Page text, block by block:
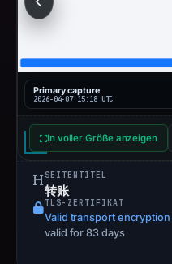
Primary capture
2026-04-07 15:18 UTC
In voller Größe anzeigen
SEITENTITEL
转账
TLS-ZERTIFIKAT
Valid transport encryption
valid for 83 days